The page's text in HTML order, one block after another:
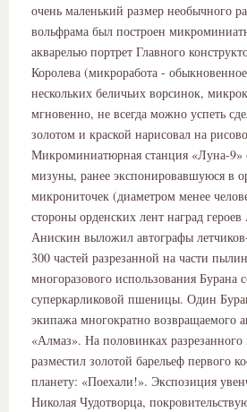
очень маленький размер необычного
вольфрама был построен
акварелью портрет Главного
Королева (микроработа -
нескольких беличьих ворсинок,
мгновенно, не всегда можно успеть
золотом и краской нарисовал на
Микроминиатюрная станция «Луна-9»
мизуны, ранее экспонировавшуюся в
микрониточек (диаметром менее
стороны орденских лент наград
Анискин выложил автографы
300 частей разрезанной на части
многоразового использования
суперкарликовой пшеницы. Один
экипажа многократно возвращаемого
«Алмаз». На половинках
разместил золотой барельеф первого
планету: «Поехали!». Экспозиция
Николая Чудотворца,